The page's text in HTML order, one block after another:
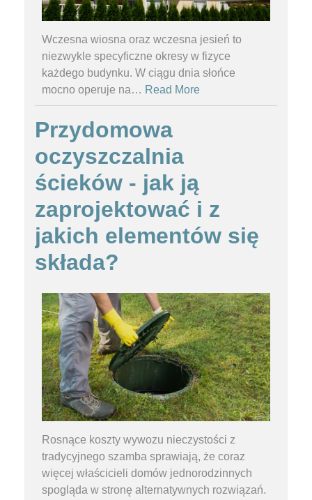
Wczesna wiosna oraz wczesna jesień to
niezwykle specyficzne okresy w fizyce
każdego budynku. W ciągu dnia słońce
mocno operuje na… Read More
Przydomowa
oczyszczalnia
ścieków - jak ją
zaprojektować i z
jakich elementów się
składa?
Rosnące koszty wywozu nieczystości z
tradycyjnego szamba sprawiają, że coraz
więcej właścicieli domów jednorodzinnych
spogląda w stronę alternatywnych rozwiązań.